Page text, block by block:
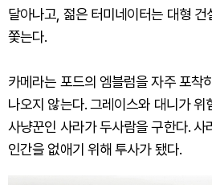
달아나고, 젊은 터미네이터는 대형
쫓는다.
카메라는 포드의 엠블럼을 자주 포착
나오지 않는다. 그레이스와 대니가 위
사냥꾼인 사라가 두사람을 구한다. 사
인간을 없애기 위해 투사가 됐다.